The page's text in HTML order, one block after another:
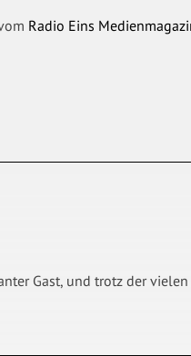
Radio Eins
Gast, und trotz der